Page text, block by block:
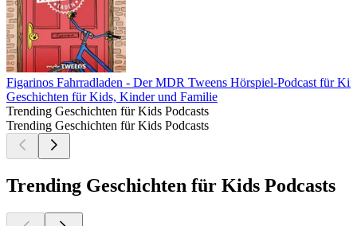
Figarinos Fahrradladen - Der MDR Tweens Hörspiel-Podcast für
Geschichten für Kids, Kinder und Familie
Trending Geschichten für Kids Podcasts
Trending Geschichten für Kids Podcasts
Trending Geschichten für Kids Podcasts